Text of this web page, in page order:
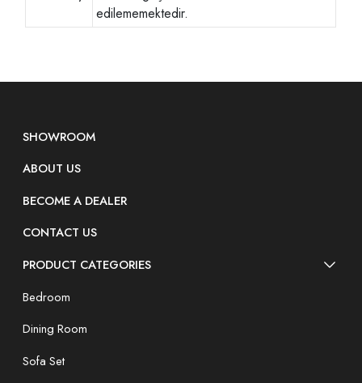
edilememektedir.
SHOWROOM
ABOUT US
BECOME A DEALER
CONTACT US
PRODUCT CATEGORIES
Bedroom
Dining Room
Sofa Set